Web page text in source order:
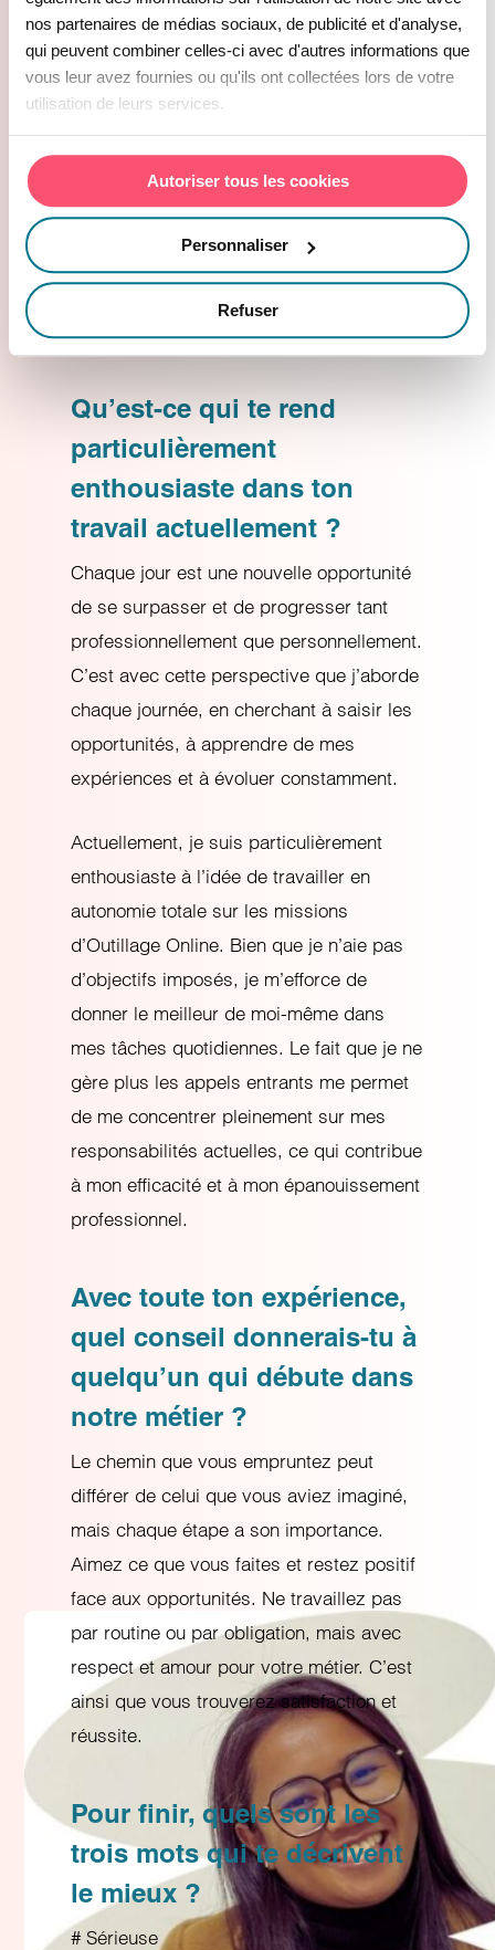
nos partenaires de médias sociaux, de publicité et d'analyse,
qui peuvent combiner celles-ci avec d'autres informations que
vous leur avez fournies ou qu'ils ont collectées lors de votre
utilisation de leurs services.
Autoriser tous les cookies
Personnaliser
Refuser
ainsi que de la transmission des
commandes à nos fournisseurs.
professionnelles, j’ai développé une
autonomie précieuse dans
l’accomplissement de mes
responsabilités et établi une confiance
Qu’est-ce qui te rend
particulièrement
enthousiaste dans ton
travail actuellement ?
Chaque jour est une nouvelle opportunité
de se surpasser et de progresser tant
professionnellement que personnellement.
C’est avec cette perspective que j’aborde
chaque journée, en cherchant à saisir les
opportunités, à apprendre de mes
expériences et à évoluer constamment.
Actuellement, je suis particulièrement
enthousiaste à l’idée de travailler en
autonomie totale sur les missions
d’Outillage Online. Bien que je n’aie pas
d’objectifs imposés, je m’efforce de
donner le meilleur de moi-même dans
mes tâches quotidiennes. Le fait que je ne
gère plus les appels entrants me permet
de me concentrer pleinement sur mes
responsabilités actuelles, ce qui contribue
à mon efficacité et à mon épanouissement
professionnel.
Avec toute ton expérience,
quel conseil donnerais-tu à
quelqu’un qui débute dans
notre métier ?
Le chemin que vous empruntez peut
différer de celui que vous aviez imaginé,
mais chaque étape a son importance.
Aimez ce que vous faites et restez positif
face aux opportunités. Ne travaillez pas
par routine ou par obligation, mais avec
respect et amour pour votre métier. C’est
ainsi que vous trouverez satisfaction et
réussite.
Pour finir, quels sont les
trois mots qui te décrivent
le mieux ?
# Sérieuse